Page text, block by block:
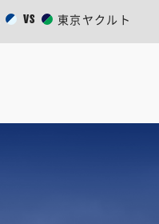
VS 東京ヤクルト